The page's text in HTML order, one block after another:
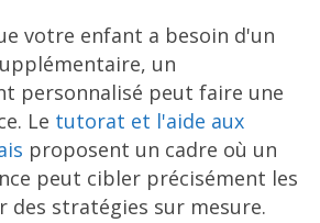
votre enfant a besoin d'un
un
personnalisé peut faire une
Le tutorat et l'aide aux
proposent un cadre où un
peut cibler précisément les
des stratégies sur mesure.